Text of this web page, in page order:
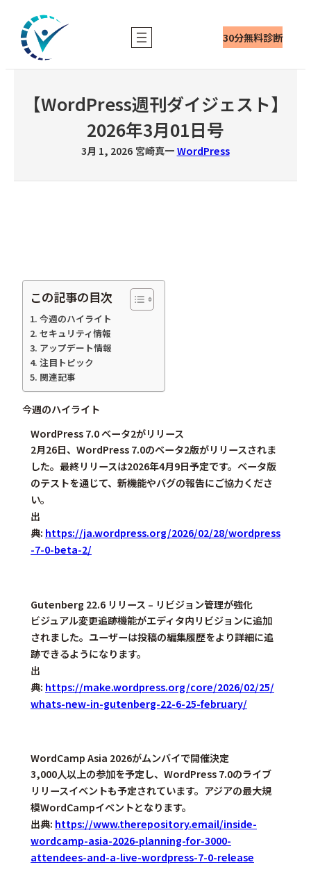
30分無料診断
【WordPress週刊ダイジェスト】
2026年3月01日号
3月 1, 2026 宮崎真一 WordPress
この記事の目次
今週のハイライト
セキュリティ情報
アップデート情報
注目トピック
関連記事
今週のハイライト
WordPress 7.0 ベータ2がリリース
2月26日、WordPress 7.0のベータ2版がリリースされま
した。最終リリースは2026年4月9日予定です。ベータ版
のテストを通じて、新機能やバグの報告にご協力くださ
い。
出
典: https://ja.wordpress.org/2026/02/28/wordpress
-7-0-beta-2/
Gutenberg 22.6 リリース – リビジョン管理が強化
ビジュアル変更追跡機能がエディタ内リビジョンに追加
されました。ユーザーは投稿の編集履歴をより詳細に追
跡できるようになります。
出
典: https://make.wordpress.org/core/2026/02/25/
whats-new-in-gutenberg-22-6-25-february/
WordCamp Asia 2026がムンバイで開催決定
3,000人以上の参加を予定し、WordPress 7.0のライブ
リリースイベントも予定されています。アジアの最大規
模WordCampイベントとなります。
出典: https://www.therepository.email/inside-
wordcamp-asia-2026-planning-for-3000-
attendees-and-a-live-wordpress-7-0-release